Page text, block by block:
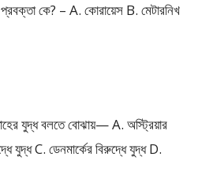
প্রবক্তা কে? – A. কোরায়েস B. মেটারনিখ
যুদ্ধ বলতে বোঝায়— A. অস্ট্রিয়ার
যুদ্ধ C. ডেনমার্কের বিরুদ্ধে যুদ্ধ D.